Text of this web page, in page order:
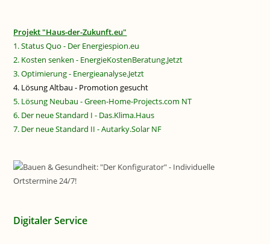
Projekt "Haus-der-Zukunft.eu"
1. Status Quo - Der Energiespion.eu
2. Kosten senken - EnergieKostenBeratung.Jetzt
3. Optimierung - Energieanalyse.Jetzt
4. Lösung Altbau - Promotion gesucht
5. Lösung Neubau - Green-Home-Projects.com NT
6. Der neue Standard I - Das.Klima.Haus
7. Der neue Standard II - Autarky.Solar NF
Digitaler Service